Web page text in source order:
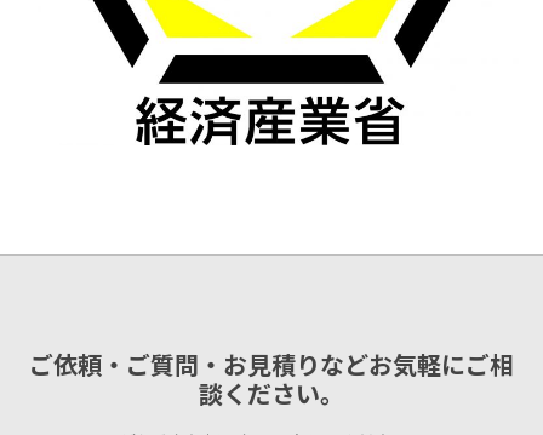
ご依頼・ご質問・お見積りなどお気軽にご相
談ください。